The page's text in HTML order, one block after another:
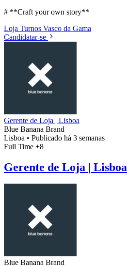
# **Craft your own story**
Loja Turnos Vasco da Gama
Candidatar-se
Gerente de Loja | Lisboa
Blue Banana Brand
Lisboa • Publicado há 3 semanas
Full Time +8
Gerente de Loja | Lisboa
Blue Banana Brand